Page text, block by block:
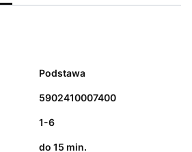
Podstawa
5902410007400
1-6
do 15 min.